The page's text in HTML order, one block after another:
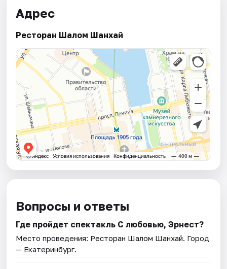
Адрес
Ресторан Шалом Шанхай
Вопросы и ответы
Где пройдет спектакль С любовью, Эрнест?
Место проведения: Ресторан Шалом Шанхай. Город
— Екатеринбург.